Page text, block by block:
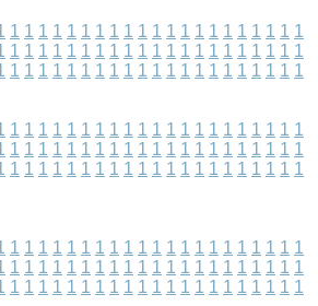
1 1 1 1 1 1 1 1 1 1 1 1 1 1 1 1 1 1 1 1 1
1 1 1 1 1 1 1 1 1 1 1 1 1 1 1 1 1 1 1 1 1
1 1 1 1 1 1 1 1 1 1 1 1 1 1 1 1 1 1 1 1 1
1 1 1 1 1 1 1 1 1 1 1 1 1 1 1 1 1 1 1 1 1
1 1 1 1 1 1 1 1 1 1 1 1 1 1 1 1 1 1 1 1 1
1 1 1 1 1 1 1 1 1 1 1 1 1 1 1 1 1 1 1 1 1
1 1 1 1 1 1 1 1 1 1 1 1 1 1 1 1 1 1 1 1 1
1 1 1 1 1 1 1 1 1 1 1 1 1 1 1 1 1 1 1 1 1
1 1 1 1 1 1 1 1 1 1 1 1 1 1 1 1 1 1 1 1 1